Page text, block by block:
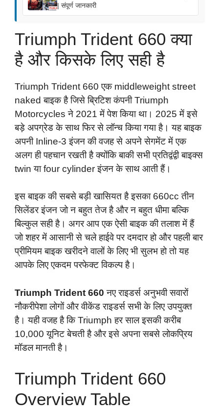
| संपूर्ण जानकारी
Triumph Trident 660 क्या
है और किसके लिए सही है
Triumph Trident 660 एक middleweight street
naked बाइक है जिसे ब्रिटिश कंपनी Triumph
Motorcycles ने 2021 में पेश किया था। 2025 में इसे
बड़े अपग्रेड के साथ फिर से लॉन्च किया गया है। यह बाइक
अपनी Inline-3 इंजन की वजह से अपने सेगमेंट में एक
अलग ही पहचान रखती है क्योंकि बाकी सभी प्रतिद्वंद्वी बाइक्स
twin या four cylinder इंजन के साथ आती हैं।
इस बाइक की सबसे बड़ी खासियत है इसका 660cc तीन
सिलेंडर इंजन जो न बहुत तेज है और न बहुत धीमा बल्कि
बिल्कुल सही है। अगर आप एक ऐसी बाइक की तलाश में हैं
जो शहर में आसानी से चले हाईवे पर दमदार हो और पहली बार
प्रीमियम बाइक खरीदने वालों के लिए भी सुलभ हो तो यह
आपके लिए एकदम परफेक्ट विकल्प है।
Triumph Trident 660 नए राइडर्स अनुभवी सवारों
नौकरीपेशा लोगों और वीकेंड राइडर्स सभी के लिए उपयुक्त
है। यही वजह है कि Triumph हर साल इसकी करीब
10,000 यूनिट बेचती है और इसे अपना सबसे लोकप्रिय
मॉडल मानती है।
Triumph Trident 660
Overview Table